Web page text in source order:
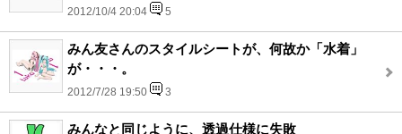
2012/10/4 20:04 5
みん友さんのスタイルシートが、何故か「水着」
が・・・。
2012/7/28 19:50 3
みんなと同じように、透過仕様に失敗